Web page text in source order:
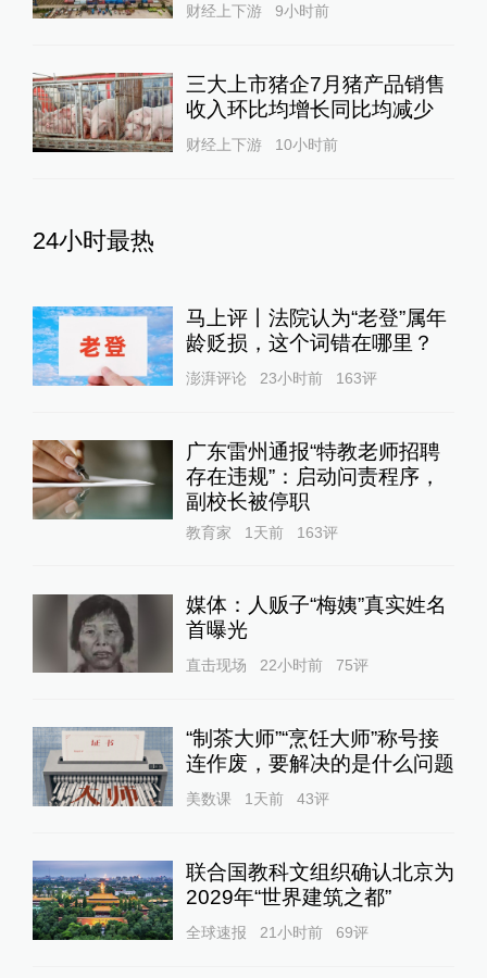
财经上下游 9小时前
三大上市猪企7月猪产品销售
收入环比均增长同比均减少
财经上下游 10小时前
24小时最热
马上评丨法院认为“老登”属年
龄贬损，这个词错在哪里？
澎湃评论 23小时前 163评
广东雷州通报“特教老师招聘
存在违规”：启动问责程序，
副校长被停职
教育家 1天前 163评
媒体：人贩子“梅姨”真实姓名
首曝光
直击现场 22小时前 75评
“制茶大师”“烹饪大师”称号接
连作废，要解决的是什么问题
美数课 1天前 43评
联合国教科文组织确认北京为
2029年“世界建筑之都”
全球速报 21小时前 69评